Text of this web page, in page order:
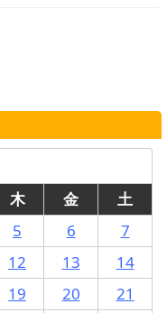
木 金
土
5 6
7
12 13
14
19 20
21